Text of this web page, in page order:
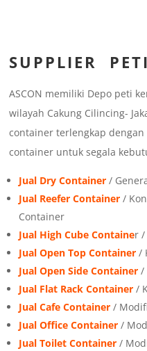
SUPPLIER
ASCON memiliki Depo peti
wilayah Cakung Cilincing-
container terlengkap
container untuk segala
Jual Dry Container /
Jual Reefer Container /
Container
Jual High Cube Container /
Jual Open Top Container /
Jual Open Side Container /
Jual Flat Rack Container /
Jual Cafe Container /
Jual Office Container /
Jual Toilet Container /